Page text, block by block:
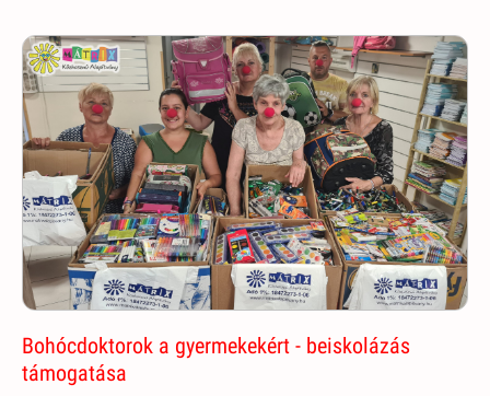
Bohócdoktorok a gyermekekért - beiskolázás
támogatása